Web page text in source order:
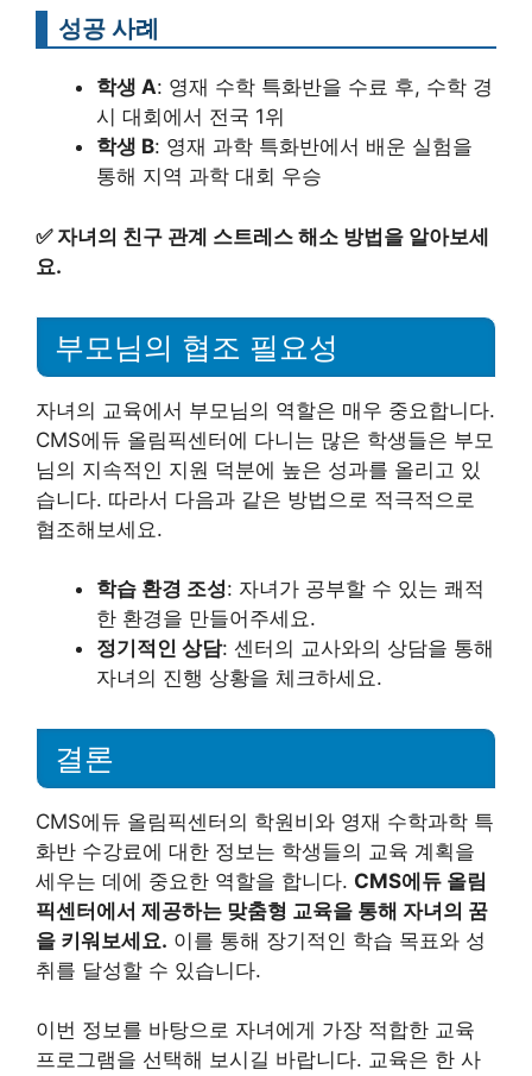
성공 사례
학생 A: 영재 수학 특화반을 수료 후, 수학 경
시 대회에서 전국 1위
학생 B: 영재 과학 특화반에서 배운 실험을
통해 지역 과학 대회 우승
✅ 자녀의 친구 관계 스트레스 해소 방법을 알아보세
요.
부모님의 협조 필요성
자녀의 교육에서 부모님의 역할은 매우 중요합니다.
CMS에듀 올림픽센터에 다니는 많은 학생들은 부모
님의 지속적인 지원 덕분에 높은 성과를 올리고 있
습니다. 따라서 다음과 같은 방법으로 적극적으로
협조해보세요.
학습 환경 조성: 자녀가 공부할 수 있는 쾌적
한 환경을 만들어주세요.
정기적인 상담: 센터의 교사와의 상담을 통해
자녀의 진행 상황을 체크하세요.
결론
CMS에듀 올림픽센터의 학원비와 영재 수학과학 특
화반 수강료에 대한 정보는 학생들의 교육 계획을
세우는 데에 중요한 역할을 합니다. CMS에듀 올림
픽센터에서 제공하는 맞춤형 교육을 통해 자녀의 꿈
을 키워보세요. 이를 통해 장기적인 학습 목표와 성
취를 달성할 수 있습니다.
이번 정보를 바탕으로 자녀에게 가장 적합한 교육
프로그램을 선택해 보시길 바랍니다. 교육은 한 사